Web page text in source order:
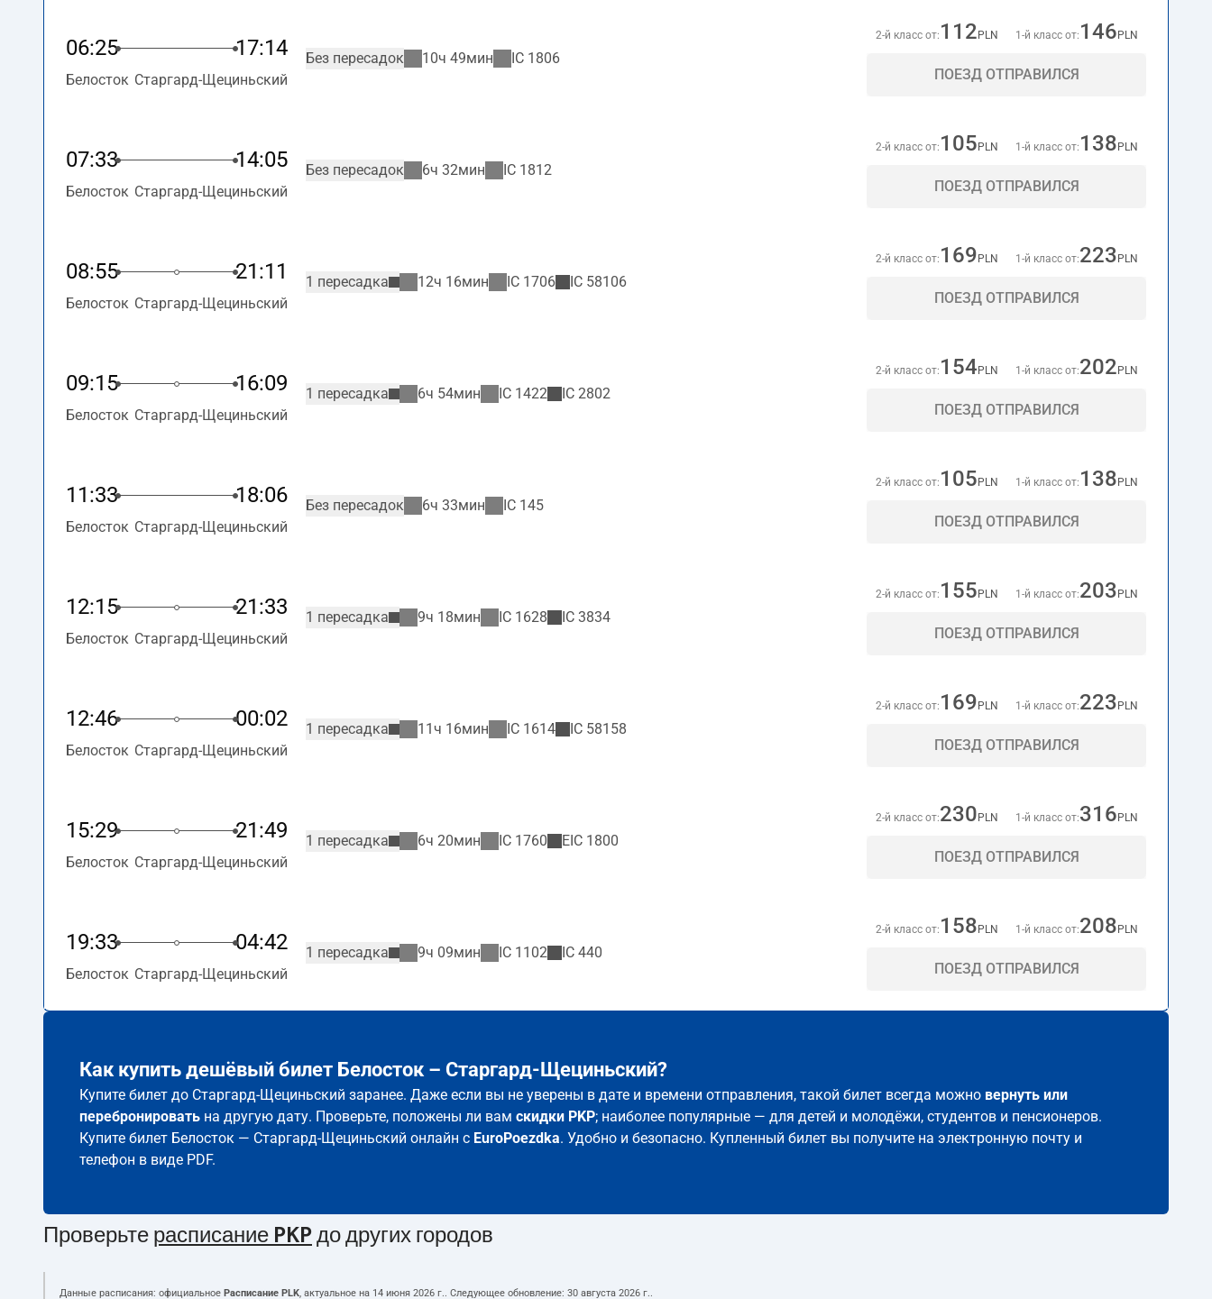
06:25 17:14
Белосток Старгард-Щециньский
Без пересадок 10ч 49мин IC 1806
2-й класс от: 112 PLN 1-й класс от: 146 PLN
ПОЕЗД ОТПРАВИЛСЯ
07:33 14:05
Белосток Старгард-Щециньский
Без пересадок 6ч 32мин IC 1812
2-й класс от: 105 PLN 1-й класс от: 138 PLN
ПОЕЗД ОТПРАВИЛСЯ
08:55 21:11
Белосток Старгард-Щециньский
1 пересадка 12ч 16мин IC 1706 IC 58106
2-й класс от: 169 PLN 1-й класс от:223 PLN
ПОЕЗД ОТПРАВИЛСЯ
09:15 16:09
Белосток Старгард-Щециньский
1 пересадка 6ч 54мин IC 1422 IC 2802
2-й класс от: 154 PLN 1-й класс от:202 PLN
ПОЕЗД ОТПРАВИЛСЯ
11:33 18:06
Белосток Старгард-Щециньский
Без пересадок 6ч 33мин IC 145
2-й класс от: 105 PLN 1-й класс от: 138 PLN
ПОЕЗД ОТПРАВИЛСЯ
12:15 21:33
Белосток Старгард-Щециньский
1 пересадка 9ч 18мин IC 1628 IC 3834
2-й класс от: 155 PLN 1-й класс от:203 PLN
ПОЕЗД ОТПРАВИЛСЯ
12:46 00:02
Белосток Старгард-Щециньский
1 пересадка 11ч 16мин IC 1614 IC 58158
2-й класс от: 169 PLN 1-й класс от:223 PLN
ПОЕЗД ОТПРАВИЛСЯ
15:29 21:49
Белосток Старгард-Щециньский
1 пересадка 6ч 20мин IC 1760 EIC 1800
2-й класс от:230 PLN 1-й класс от:316 PLN
ПОЕЗД ОТПРАВИЛСЯ
19:33 04:42
Белосток Старгард-Щециньский
1 пересадка 9ч 09мин IC 1102 IC 440
2-й класс от: 158 PLN 1-й класс от:208 PLN
ПОЕЗД ОТПРАВИЛСЯ
Как купить дешёвый билет Белосток – Старгард-Щециньский?
Купите билет до Старгард-Щециньский заранее. Даже если вы не уверены в дате и времени отправления, такой билет всегда можно вернуть или
перебронировать на другую дату. Проверьте, положены ли вам скидки PKP; наиболее популярные — для детей и молодёжи, студентов и пенсионеров.
Купите билет Белосток — Старгард-Щециньский онлайн с EuroPoezdka. Удобно и безопасно. Купленный билет вы получите на электронную почту и
телефон в виде PDF.
Проверьте расписание PKP до других городов
Данные расписания: официальное Расписание PLK, актуальное на 14 июня 2026 г.. Следующее обновление: 30 августа 2026 г..